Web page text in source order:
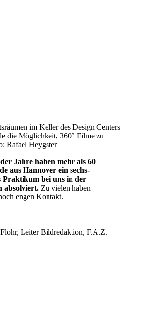
im Keller des Design Centers
die Möglichkeit, 360°-Filme zu
Rafael Heygster
Jahre haben mehr als 60
aus Hannover ein sechs-
Praktikum bei uns in der
absolviert. Zu vielen haben
engen Kontakt.
Leiter Bildredaktion, F.A.Z.